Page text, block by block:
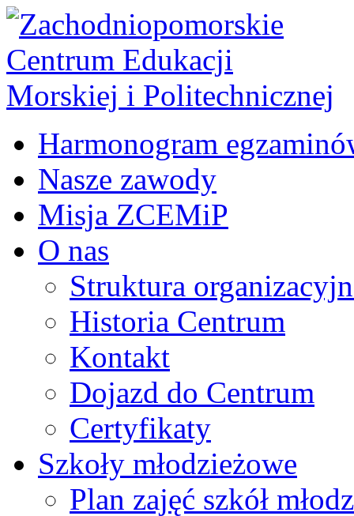
Harmonogram
Nasze zawody
Misja ZCEMiP
O nas
Struktura
Historia Centrum
Kontakt
Dojazd do Centrum
Certyfikaty
Szkoły młodzieżowe
Plan zajęć szkół